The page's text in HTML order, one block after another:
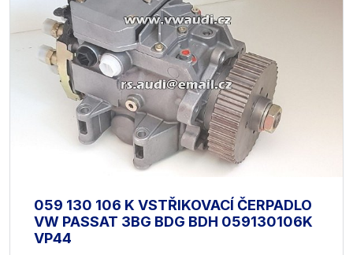
059 130 106 K VSTŘIKOVACÍ ČERPADLO
VW PASSAT 3BG BDG BDH 059130106K
VP44